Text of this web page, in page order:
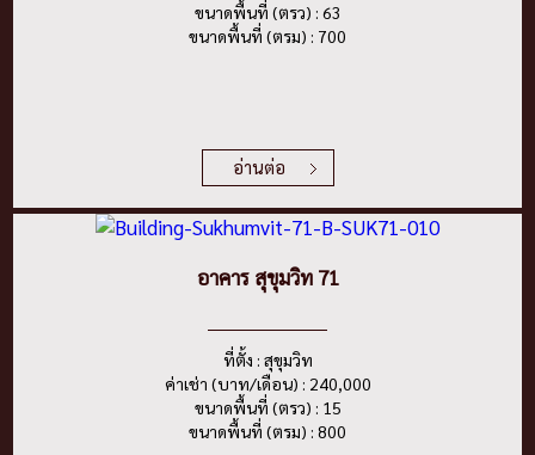
ขนาดพื้นที่ (ตรว) : 63
ขนาดพื้นที่ (ตรม) : 700
อ่านต่อ
อาคาร สุขุมวิท 71
ที่ตั้ง : สุขุมวิท
ค่าเช่า (บาท/เดือน) : 240,000
ขนาดพื้นที่ (ตรว) : 15
ขนาดพื้นที่ (ตรม) : 800